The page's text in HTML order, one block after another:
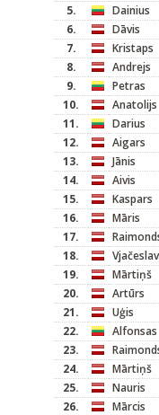
5.
Dainius
6.
Dāvis
7.
Kristaps
8.
Andrejs
9.
Petras
10.
Anatolijs
11.
Darius
12.
Aigars
13.
Jānis
14.
Aivis
15.
Kaspars
16.
Māris
17.
18.
19.
Mārtiņš
20.
Artūrs
21.
Uģis
22.
Alfonsas
23.
24.
Mārtiņš
25.
Nauris
26.
Mārcis